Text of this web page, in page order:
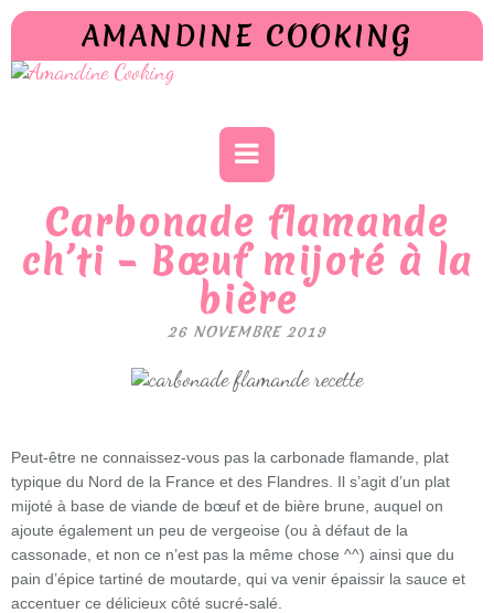
AMANDINE COOKING
Carbonade flamande
ch’ti – Bœuf mijoté à la
bière
26 NOVEMBRE 2019
Peut-être ne connaissez-vous pas la carbonade flamande, plat
typique du Nord de la France et des Flandres. Il s’agit d’un plat
mijoté à base de viande de bœuf et de bière brune, auquel on
ajoute également un peu de vergeoise (ou à défaut de la
cassonade, et non ce n’est pas la même chose ^^) ainsi que du
pain d’épice tartiné de moutarde, qui va venir épaissir la sauce et
accentuer ce délicieux côté sucré-salé.